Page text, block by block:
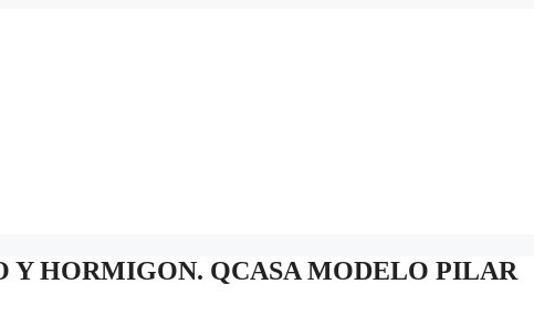
Y HORMIGON. QCASA MODELO PILAR